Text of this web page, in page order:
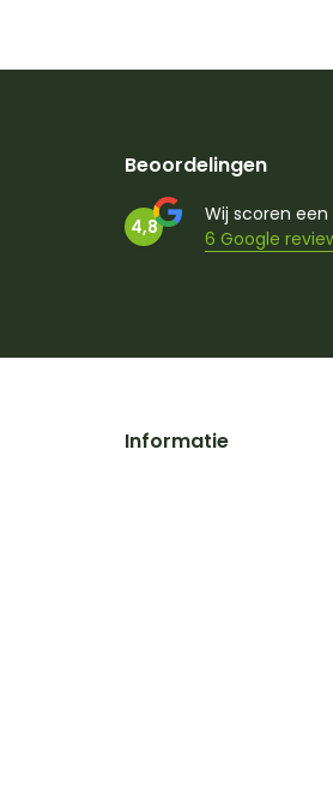
Beoordelingen
4,8
Wij scoren een
6 Google
Informatie